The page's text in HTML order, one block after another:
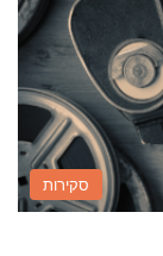
סקירות